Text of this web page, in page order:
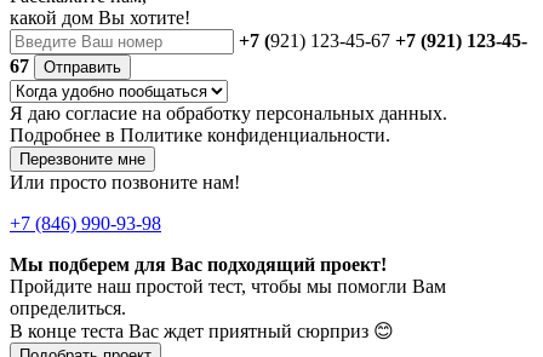
какой дом Вы хотите!
+7 (921) 123-45-67 +7 (921) 123-45-
67
Отправить
Я даю согласие на обработку персональных данных.
Подробнее в Политике конфиденциальности.
Перезвоните мне
Или просто позвоните нам!
+7 (846) 990-93-98
Мы подберем для Вас подходящий проект!
Пройдите наш простой тест, чтобы мы помогли Вам
определиться.
В конце теста Вас ждет приятный сюрприз 😊